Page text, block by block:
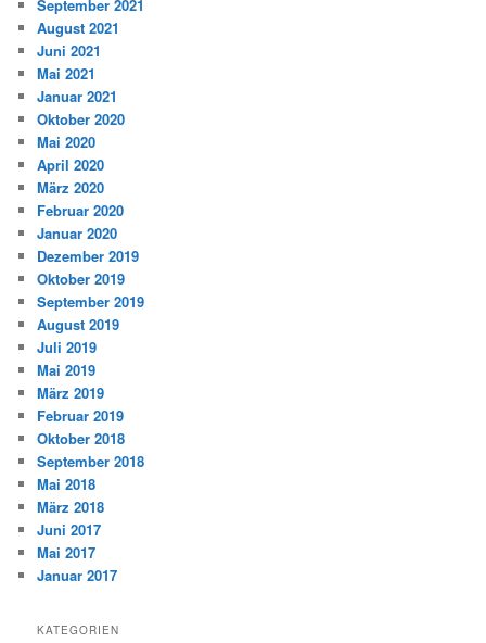
September 2021
August 2021
Juni 2021
Mai 2021
Januar 2021
Oktober 2020
Mai 2020
April 2020
März 2020
Februar 2020
Januar 2020
Dezember 2019
Oktober 2019
September 2019
August 2019
Juli 2019
Mai 2019
März 2019
Februar 2019
Oktober 2018
September 2018
Mai 2018
März 2018
Juni 2017
Mai 2017
Januar 2017
KATEGORIEN